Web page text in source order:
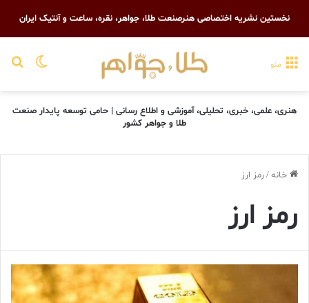
نخستین نشریه اختصاصی هنرصنعت طلا، جواهر، نقره، ساعت و آنتیک ایران
تغییر منو
هنری، علمی، خبری، تحلیلی، آموزشی و اطلاع رسانی | حامی توسعه پایدار صنعت
طلا و جواهر کشور
خانه/ رمز ارز
رمز ارز